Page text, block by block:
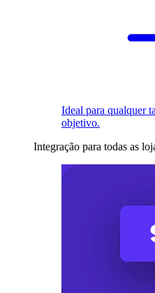
Ideal para qualquer
objetivo.
Integração para todas as